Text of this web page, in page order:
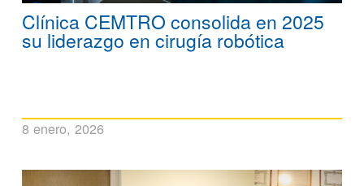
Clínica CEMTRO consolida en 2025
su liderazgo en cirugía robótica
8 enero, 2026